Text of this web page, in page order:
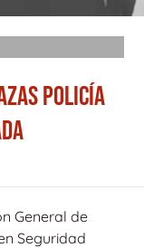
POLICÍA
General de
Seguridad